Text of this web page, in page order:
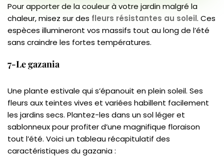
Pour apporter de la couleur à votre jardin malgré la
chaleur, misez sur des fleurs résistantes au soleil. Ces
espèces illumineront vos massifs tout au long de l’été
sans craindre les fortes températures.
7-Le gazania
Une plante estivale qui s’épanouit en plein soleil. Ses
fleurs aux teintes vives et variées habillent facilement
les jardins secs. Plantez-les dans un sol léger et
sablonneux pour profiter d’une magnifique floraison
tout l’été. Voici un tableau récapitulatif des
caractéristiques du gazania :